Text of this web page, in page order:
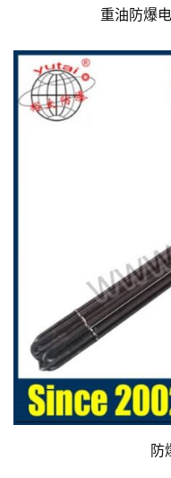
重油防爆
防